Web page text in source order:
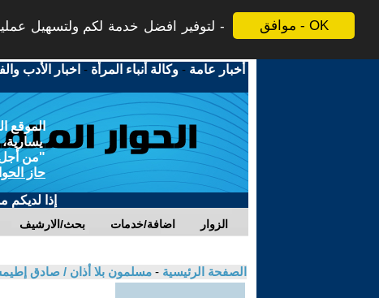
موافق - OK
لتوفير افضل خدمة لكم ولتسهيل
أخبار عامة -وكالة أنباء المرأة - اخبار الأدب
الموقع
يسارية،
"من أجل
حاز
إذا لديكم
بحث/الارشيف اضافة/خدمات الزوار
الصفحة الرئيسية - مسلمون بلا أذان / صادق